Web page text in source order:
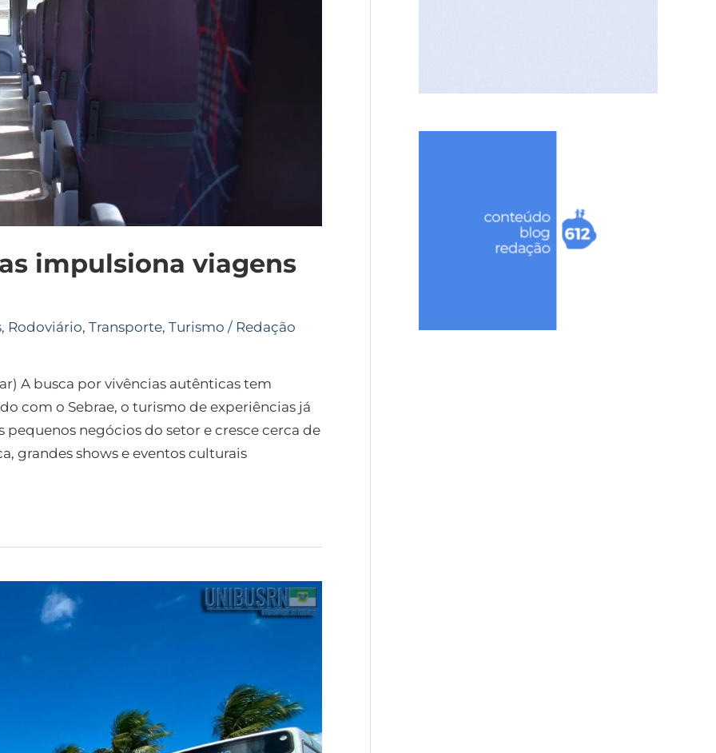
impulsiona viagens
, Rodoviário, Transporte, Turismo / Redação
A busca por vivências autênticas tem
com o Sebrae, o turismo de experiências já
negócios do setor e cresce cerca de
grandes shows e eventos culturais